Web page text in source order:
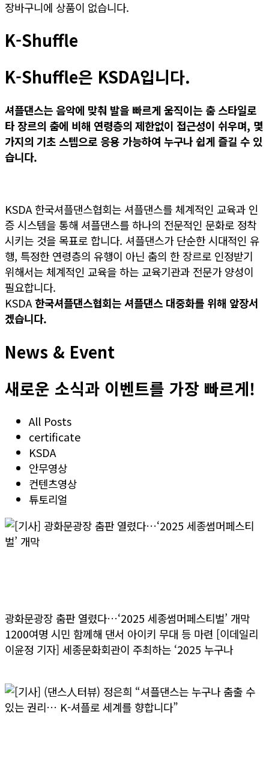
장바구니에 상품이 없습니다.
K-Shuffle
K-Shuffle은 KSDA입니다.
셔플댄스는 음악에 맞춰 발을 빠르게 움직이는 춤 스타일로
타 장르의 춤에 비해 연령층의 제한없이 접근성이 쉬우며, 몇
가지의 기초 스텝으로 응용 가능하여 누구나 쉽게 즐길 수 있
습니다.
KSDA 한국셔플댄스협회는 셔플댄스를 체계적인 교육과 인
증 시스템을 통해 셔플댄스를 하나의 전문적인 문화로 정착
시키는 것을 목표로 합니다. 셔플댄스가 단순한 시대적인 유
행, 특정한 연령층의 유행이 아닌 춤의 한 장르로 인정받기
위해서는 체계적인 교육을 하는 교육기관과 전문가 양성이
필요합니다.
KSDA한국셔플댄스협회는 셔플댄스 대중화를 위해 앞장서
겠습니다.
News & Event
새로운 소식과 이벤트를 가장 빠르게!
All Posts
certificate
KSDA
안무영상
컨텐츠영상
튜토리얼
광화문광장 춤판 열렸다…‘2025 세종썸머페스티벌’ 개막
1200여명 시민 함께해 댄서 아이키 무대 등 마련 [이데일리
이윤정 기자] 세종문화회관이 주최하는 ‘2025 누구나